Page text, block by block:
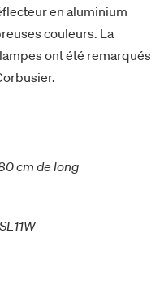
en aluminium
couleurs. La
ont été remarqués
cm de long